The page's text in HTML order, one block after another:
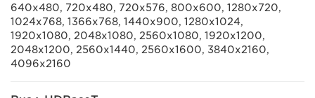
640x480, 720x480, 720x576, 800x600, 1280x720,
1024x768, 1366x768, 1440x900, 1280x1024,
1920x1080, 2048x1080, 2560x1080, 1920x1200,
2048x1200, 2560x1440, 2560x1600, 3840x2160,
4096x2160